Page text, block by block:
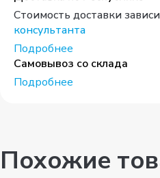
Стоимость доставки
консультанта
Подробнее
Самовывоз со склада
Подробнее
Похожие